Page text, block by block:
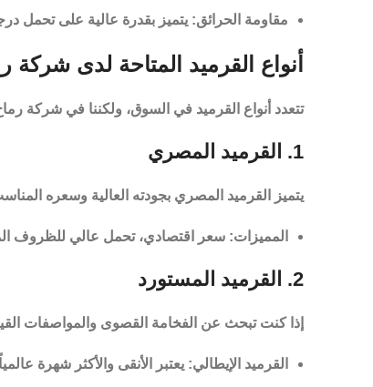
مقاومة الحرائق: يتميز بقدرة عالية على تحمل
أنواع القرميد المتاحة لدى شركة
تتعدد أنواع القرميد في السوق، ولكننا في شركة
1. القرميد المصري
يتميز القرميد المصري بجودته العالية وسعره
المميزات: سعر اقتصادي، تحمل عالي للظروف
2. القرميد المستورد
إذا كنت تبحث عن الفخامة القصوى والمواصفات
القرميد الإيطالي: يعتبر الأنقى والأكثر شهرة